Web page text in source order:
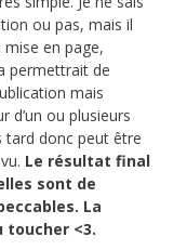
ou pas, mais il
en page,
permettrait de
mais
d’un ou plusieurs
tard donc peut être
Le résultat final
sont de
La
<3.